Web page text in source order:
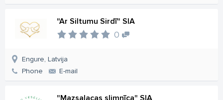
"Ar Siltumu Sirdī" SIA
0
Engure, Latvija
Phone
E-mail
"Mazsalacas slimnīca" SIA